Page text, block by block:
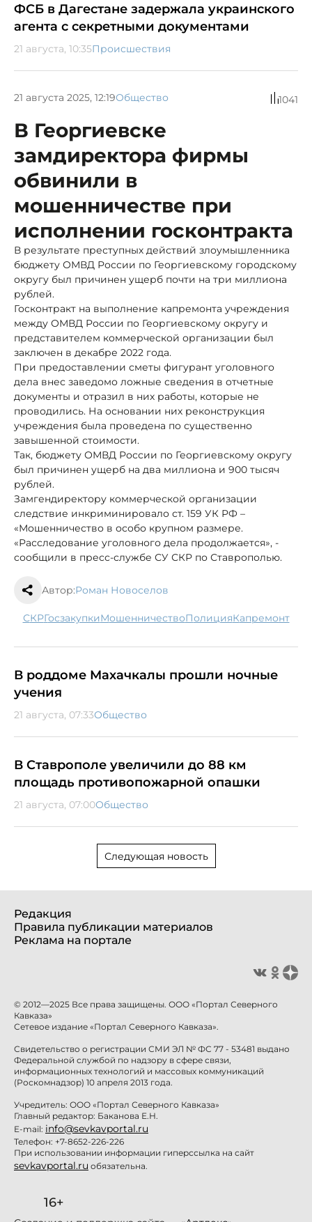
ФСБ в Дагестане задержала украинского
агента с секретными документами
21 августа, 10:35Происшествия
21 августа 2025, 12:19Общество 1041
В Георгиевске
замдиректора фирмы
обвинили в
мошенничестве при
исполнении госконтракта
В результате преступных действий злоумышленника
бюджету ОМВД России по Георгиевскому городскому
округу был причинен ущерб почти на три миллиона
рублей.
Госконтракт на выполнение капремонта учреждения
между ОМВД России по Георгиевскому округу и
представителем коммерческой организации был
заключен в декабре 2022 года.
При предоставлении сметы фигурант уголовного
дела внес заведомо ложные сведения в отчетные
документы и отразил в них работы, которые не
проводились. На основании них реконструкция
учреждения была проведена по существенно
завышенной стоимости.
Так, бюджету ОМВД России по Георгиевскому округу
был причинен ущерб на два миллиона и 900 тысяч
рублей.
Замгендиректору коммерческой организации
следствие инкриминировало ст. 159 УК РФ –
«Мошенничество в особо крупном размере.
«Расследование уголовного дела продолжается», -
сообщили в пресс-службе СУ СКР по Ставрополью.
Автор:Роман Новоселов
СКР госзакупки мошенничество полиция капремонт
В роддоме Махачкалы прошли ночные
учения
21 августа, 07:33Общество
В Ставрополе увеличили до 88 км
площадь противопожарной опашки
21 августа, 07:00Общество
Следующая новость
Редакция
Правила публикации материалов
Реклама на портале
© 2012—2025 Все права защищены. ООО «Портал Северного
Кавказа»
Сетевое издание «Портал Северного Кавказа».
Свидетельство о регистрации СМИ ЭЛ № ФС 77 - 53481 выдано
Федеральной службой по надзору в сфере связи,
информационных технологий и массовых коммуникаций
(Роскомнадзор) 10 апреля 2013 года.
Учредитель: ООО «Портал Северного Кавказа»
Главный редактор: Баканова Е.Н.
E-mail: info@sevkavportal.ru
Телефон: +7-8652-226-226
При использовании информации гиперссылка на сайт
sevkavportal.ru обязательна.
16+